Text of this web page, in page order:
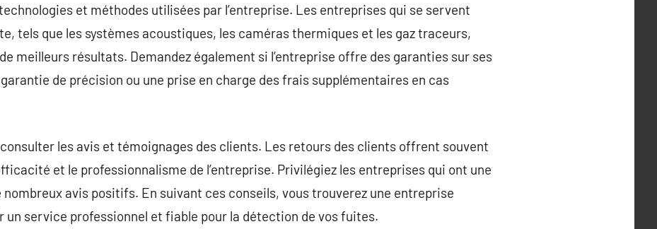
et méthodes utilisées par l’entreprise. Les entreprises qui se servent
tels que les systèmes acoustiques, les caméras thermiques et les gaz traceurs,
meilleurs résultats. Demandez également si l’entreprise offre des garanties sur ses
de précision ou une prise en charge des frais supplémentaires en cas
consulter les avis et témoignages des clients. Les retours des clients offrent souvent
et le professionnalisme de l’entreprise. Privilégiez les entreprises qui ont une
avis positifs. En suivant ces conseils, vous trouverez une entreprise
un service professionnel et fiable pour la détection de vos fuites.